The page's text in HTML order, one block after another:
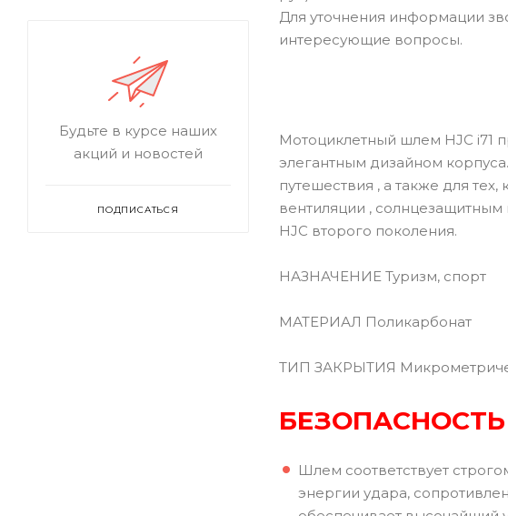
Для уточнения информации
интересующие вопросы.
Мотоциклетный шлем HJC i71
элегантным дизайном
путешествия , а также для
вентиляции ,
HJC второго поколения.
НАЗНАЧЕНИЕ Туризм, спорт
МАТЕРИАЛ Поликарбонат
ТИП ЗАКРЫТИЯ
БЕЗОПАСНОСТЬ
Шлем соответствует
энергии удара,
Будьте в курсе наших
акций и новостей
ПОДПИСАТЬСЯ